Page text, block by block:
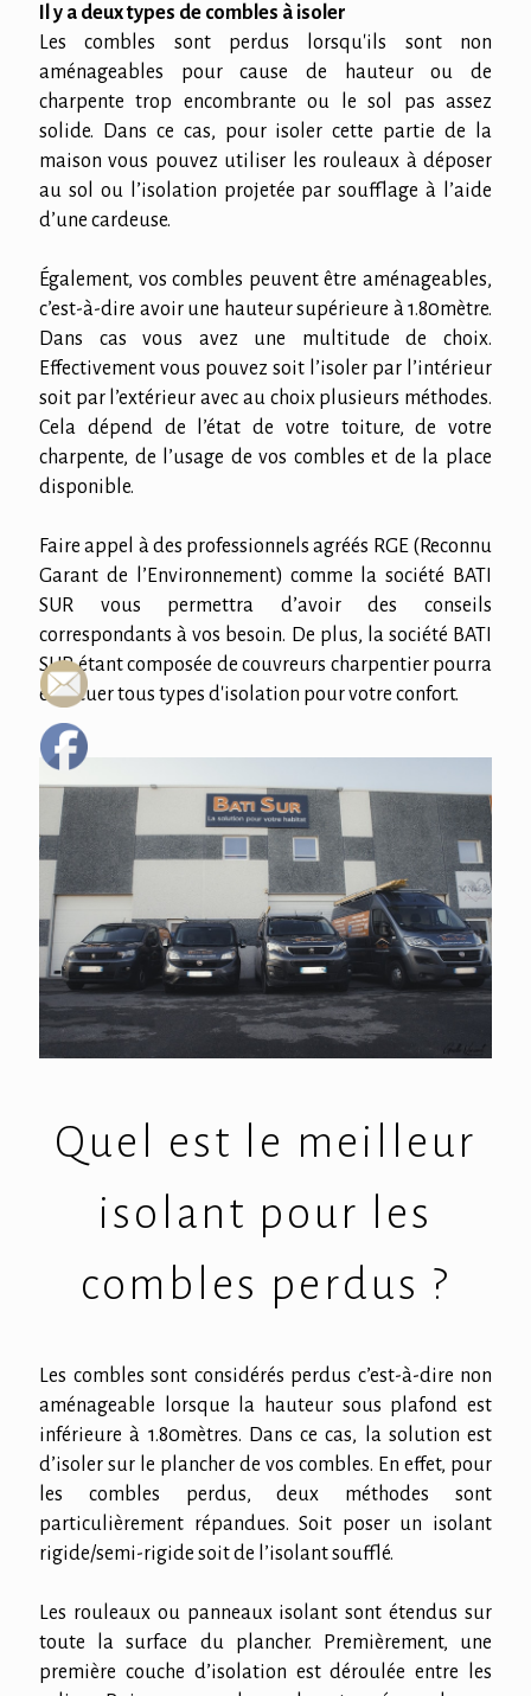
Il y a deux types de combles à isoler
Les combles sont perdus lorsqu'ils sont non
aménageables pour cause de hauteur ou de
charpente trop encombrante ou le sol pas assez
solide. Dans ce cas, pour isoler cette partie de la
maison vous pouvez utiliser les rouleaux à déposer
au sol ou l’isolation projetée par soufflage à l’aide
d’une cardeuse.
Également, vos combles peuvent être aménageables,
c’est-à-dire avoir une hauteur supérieure à 1.80mètre.
Dans cas vous avez une multitude de choix.
Effectivement vous pouvez soit l’isoler par l’intérieur
soit par l’extérieur avec au choix plusieurs méthodes.
Cela dépend de l’état de votre toiture, de votre
charpente, de l’usage de vos combles et de la place
disponible.
Faire appel à des professionnels agréés RGE (Reconnu
Garant de l’Environnement) comme la société BATI
SUR vous permettra d’avoir des conseils
correspondants à vos besoin. De plus, la société BATI
SUR étant composée de couvreurs charpentier pourra
effectuer tous types d'isolation pour votre confort.
Quel est le meilleur
isolant pour les
combles perdus ?
Les combles sont considérés perdus c’est-à-dire non
aménageable lorsque la hauteur sous plafond est
inférieure à 1.80mètres. Dans ce cas, la solution est
d’isoler sur le plancher de vos combles. En effet, pour
les combles perdus, deux méthodes sont
particulièrement répandues. Soit poser un isolant
rigide/semi-rigide soit de l’isolant soufflé.
Les rouleaux ou panneaux isolant sont étendus sur
toute la surface du plancher. Premièrement, une
première couche d’isolation est déroulée entre les